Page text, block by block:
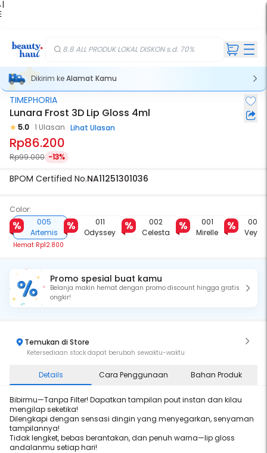
|
8.8 ALL PRODUK LOKAL DISKON s.d. 70%
Dikirim keAlamat Kamu
TIMEPHORIA
Lunara Frost 3D Lip Gloss 4ml
5.0 1 Ulasan Lihat Ulasan
Rp86.200
Rp99.000 -13%
BPOM Certified No.NA11251301036
Color:
005
Artemis
Hemat Rp12.800
011
Odyssey
002
Celesta
001
Mirelle
007
Veyra
Promo spesial buat kamu
Belanja makin hemat dengan promo discount hingga gratis
ongkir!
Temukan di Store
Ketersediaan stock dapat berubah sewaktu-waktu
Details Cara Penggunaan Bahan Produk
Bibirmu—Tanpa Filter! Dapatkan tampilan pout instan dan kilau
mengilap seketika!
Dilengkapi dengan sensasi dingin yang menyegarkan, senyaman
tampilannya!
Tidak lengket, bebas berantakan, dan penuh warna—lip gloss
andalanmu setiap hari!